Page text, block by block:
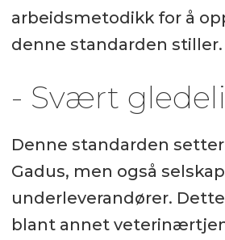
arbeidsmetodikk for å
denne standarden stiller.
- Svært
Denne standarden
Gadus, men også
underleverandører.
blant annet